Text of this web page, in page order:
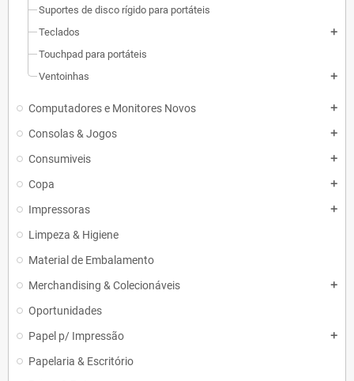
Suportes de disco rígido para portáteis
Teclados
add
Touchpad para portáteis
Ventoinhas
add
Computadores e Monitores Novos add
Consolas & Jogos add
Consumiveis add
Copa add
Impressoras add
Limpeza & Higiene
Material de Embalamento
Merchandising & Colecionáveis
add
Oportunidades
Papel p/ Impressão
add
Papelaria & Escritório